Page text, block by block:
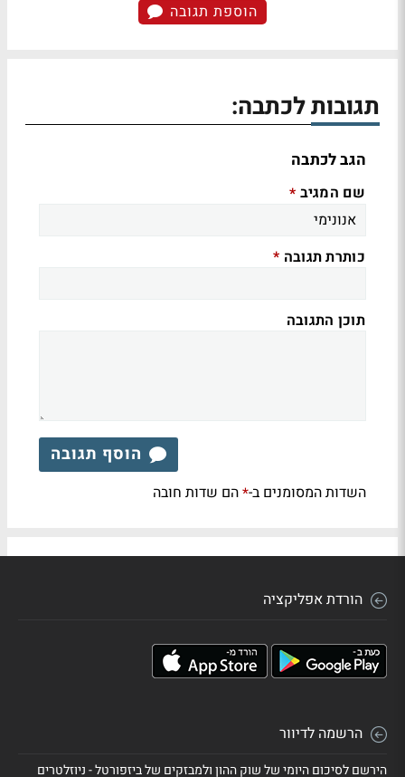
הוספת תגובה
תגובות לכתבה:
הגב לכתבה
שם המגיב *
כותרת תגובה *
תוכן התגובה
הוסף תגובה
השדות המסומנים ב-*הם שדות חובה
הורדת אפליקציה
הרשמה לדיוור
הירשם לסיכום היומי של שוק ההון ולמבזקים של ביזפורטל - ניוזלטרים